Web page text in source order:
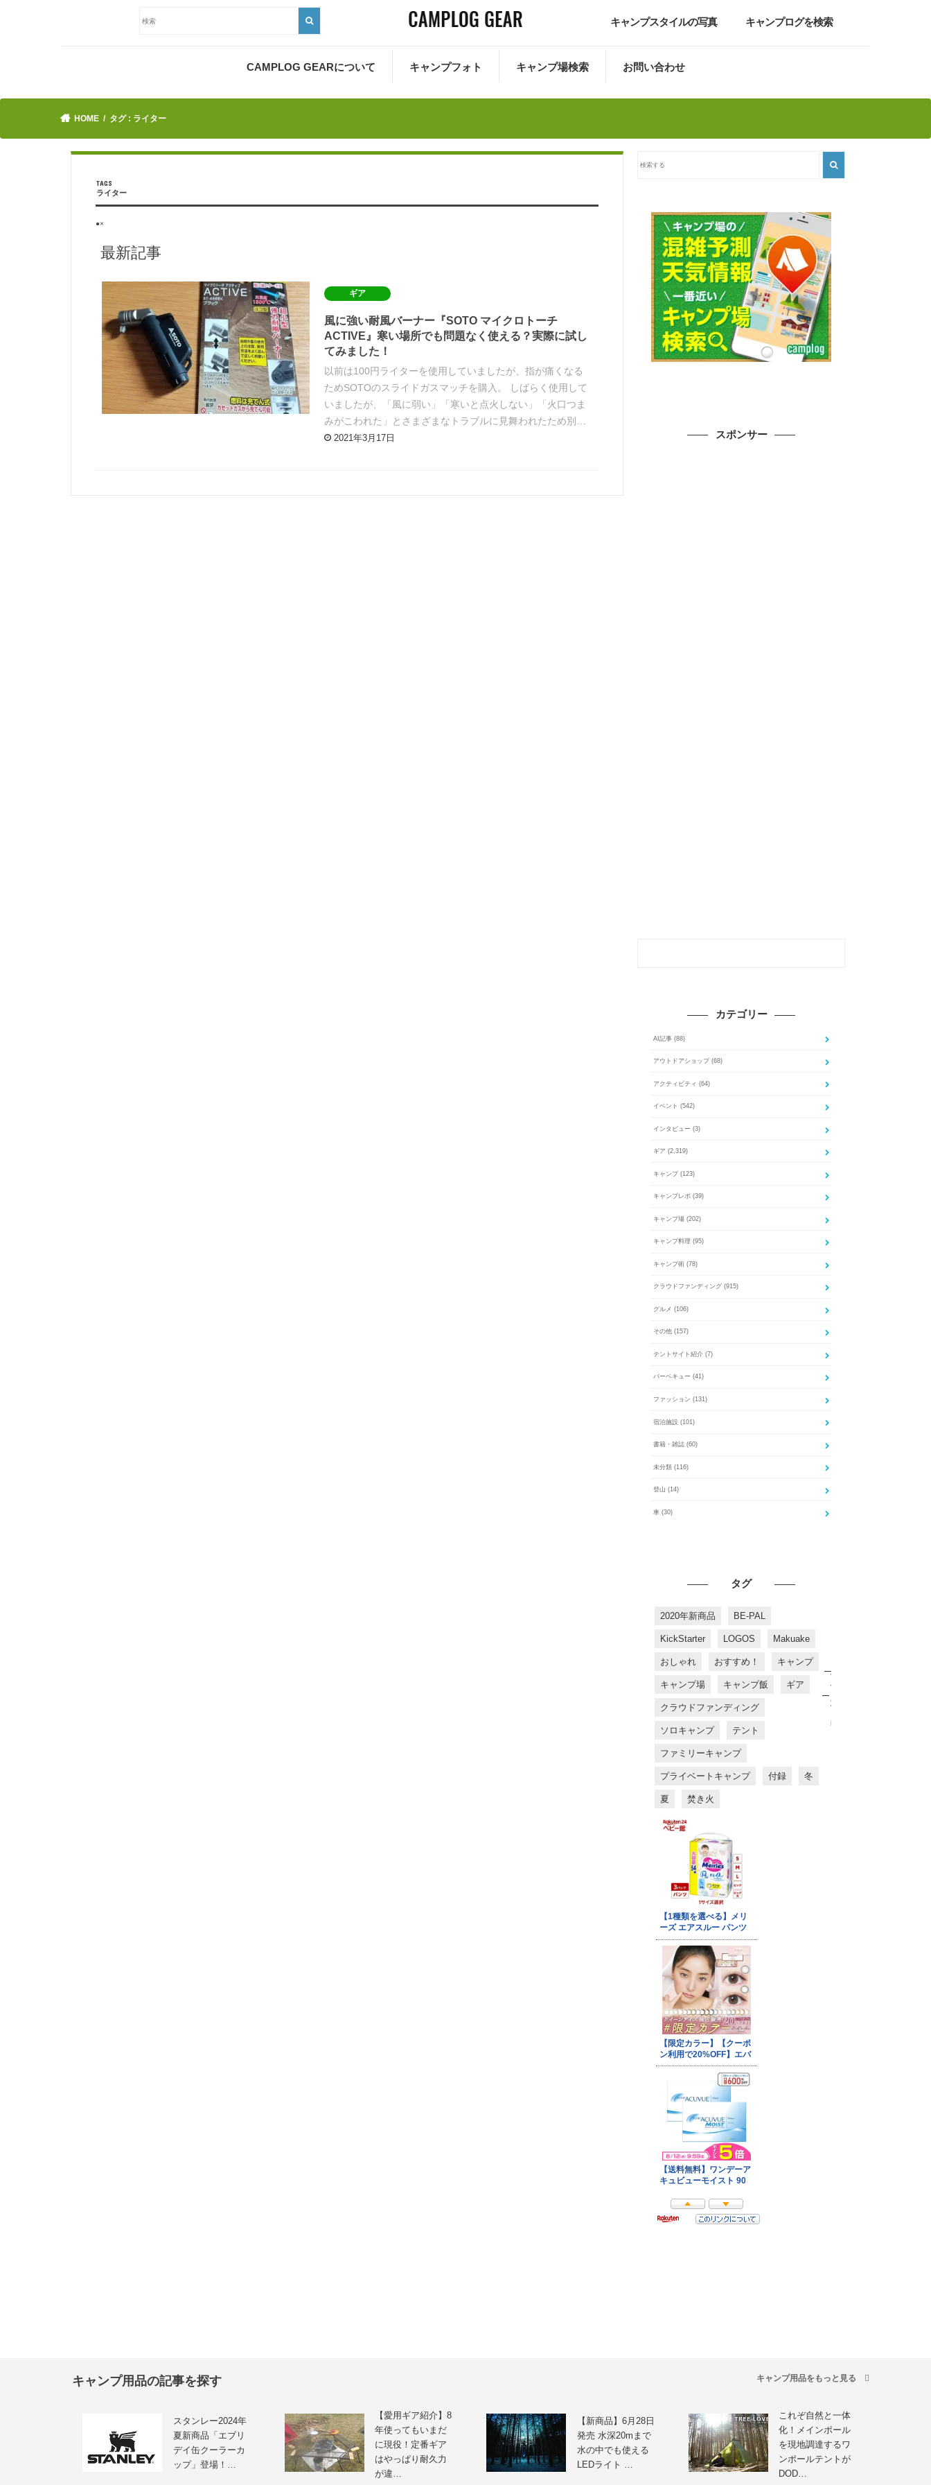
キャンプスタイルの写真 キャンプログを検索
CAMPLOG GEARについて キャンプフォト キャンプ場検索 お問い合わせ
HOME タグ : ライター
ライター
●×
最新記事
ギア
風に強い耐風バーナー『SOTO マイクロトーチ
ACTIVE』寒い場所でも問題なく使える？実際に試し
てみました！
以前は100円ライターを使用していましたが、指が痛くなる
ためSOTOのスライドガスマッチを購入。 しばらく使用して
いましたが、「風に弱い」「寒いと点火しない」「火口つま
みがこわれた」とさまざまなトラブルに見舞われたため別…
2021年3月17日 スポンサー
カテゴリー
AI記事 (88)
アウトドアショップ (68)
アクティビティ (64)
イベント (542)
インタビュー (3)
ギア (2,319)
キャンプ (123)
キャンプレポ (39)
キャンプ場 (202)
キャンプ料理 (95)
キャンプ術 (78)
クラウドファンディング (915)
グルメ (106)
その他 (157)
テントサイト紹介 (7)
バーベキュー (41)
ファッション (131)
宿泊施設 (101)
書籍・雑誌 (60)
未分類 (116)
登山 (14)
車 (30)
タグ
2020年新商品 BE-PAL
KickStarter LOGOS Makuake
おしゃれ おすすめ！ キャンプ
キャンプ場 キャンプ飯 ギア
クラウドファンディング
ソロキャンプ テント
ファミリーキャンプ
プライベートキャンプ 付録 冬
夏 焚き火
す
す
め
商
品
キャンプ用品の記事を探す キャンプ用品をもっと見る
スタンレー2024年
夏新商品「エブリ
デイ缶クーラーカ
ップ」登場！…
【愛用ギア紹介】8
年使ってもいまだ
に現役！定番ギア
はやっぱり耐久力
が違…
【新商品】6月28日
発売 水深20mまで
水の中でも使える
LEDライト …
これぞ自然と一体
化！メインポール
を現地調達するワ
ンポールテントが
DOD…